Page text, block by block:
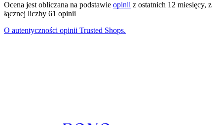
Ocena jest obliczana na podstawie opinii z ostatnich 12 miesięcy, z
łącznej liczby 61 opinii
O autentyczności opinii Trusted Shops.